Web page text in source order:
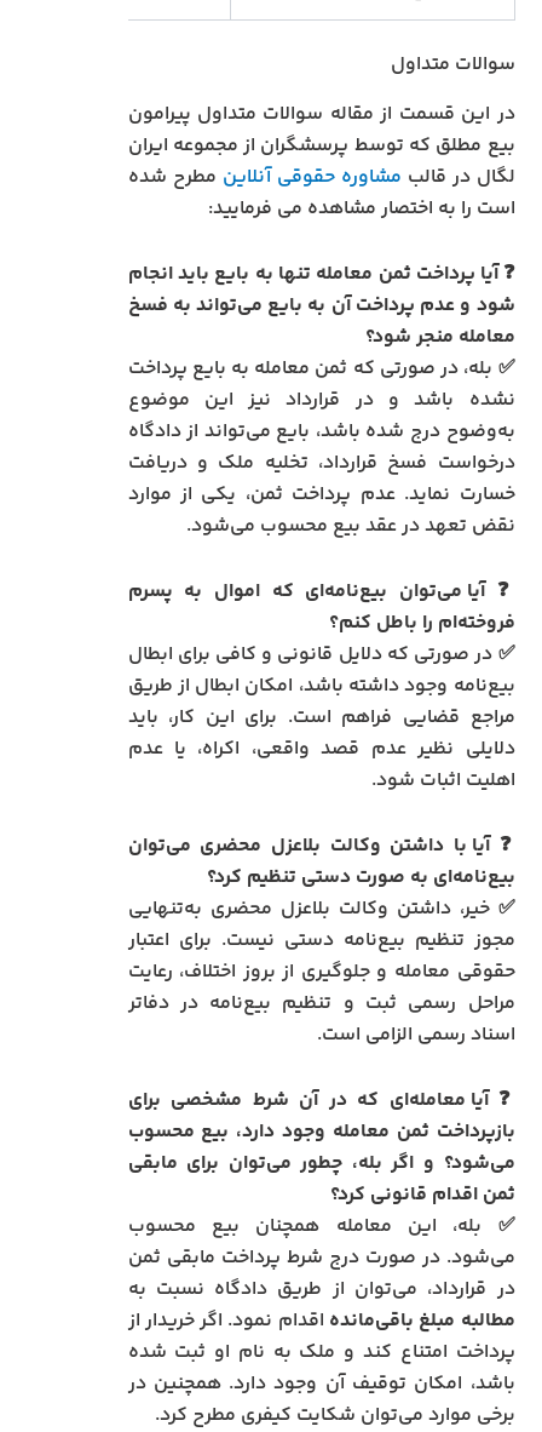
سوالات متداول
در این قسمت از مقاله سوالات متداول پیرامون
بیع مطلق که توسط پرسشگران از مجموعه ایران
لگال در قالب مشاوره حقوقی آنلاین مطرح شده
است را به اختصار مشاهده می فرمایید:
❓آیا پرداخت ثمن معامله تنها به بایع باید انجام
شود و عدم پرداخت آن به بایع می‌تواند به فسخ
معامله منجر شود؟
✅ بله، در صورتی که ثمن معامله به بایع پرداخت
نشده باشد و در قرارداد نیز این موضوع
به‌وضوح درج شده باشد، بایع می‌تواند از دادگاه
درخواست فسخ قرارداد، تخلیه ملک و دریافت
خسارت نماید. عدم پرداخت ثمن، یکی از موارد
نقض تعهد در عقد بیع محسوب می‌شود.
❓آیا می‌توان بیع‌نامه‌ای که اموال به پسرم
فروخته‌ام را باطل کنم؟
✅ در صورتی که دلایل قانونی و کافی برای ابطال
بیع‌نامه وجود داشته باشد، امکان ابطال از طریق
مراجع قضایی فراهم است. برای این کار، باید
دلایلی نظیر عدم قصد واقعی، اکراه، یا عدم
اهلیت اثبات شود.
❓آیا با داشتن وکالت بلاعزل محضری می‌توان
بیع‌نامه‌ای به صورت دستی تنظیم کرد؟
✅ خیر، داشتن وکالت بلاعزل محضری به‌تنهایی
مجوز تنظیم بیع‌نامه دستی نیست. برای اعتبار
حقوقی معامله و جلوگیری از بروز اختلاف، رعایت
مراحل رسمی ثبت و تنظیم بیع‌نامه در دفاتر
اسناد رسمی الزامی است.
❓آیا معامله‌ای که در آن شرط مشخصی برای
بازپرداخت ثمن معامله وجود دارد، بیع محسوب
می‌شود؟ و اگر بله، چطور می‌توان برای مابقی
ثمن اقدام قانونی کرد؟
✅ بله، این معامله همچنان بیع محسوب
می‌شود. در صورت درج شرط پرداخت مابقی ثمن
در قرارداد، می‌توان از طریق دادگاه نسبت به
مطالبه مبلغ باقی‌مانده اقدام نمود. اگر خریدار از
پرداخت امتناع کند و ملک به نام او ثبت شده
باشد، امکان توقیف آن وجود دارد. همچنین در
برخی موارد می‌توان شکایت کیفری مطرح کرد.